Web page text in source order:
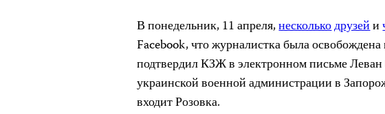
В понедельник, 11 апреля,несколькодрузейи
Facebook, что журналистка была
подтвердил КЗЖ в электронном письме
украинской военной администрации в
входит Розовка.